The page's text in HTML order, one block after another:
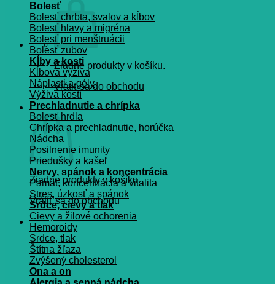
Žiadne produkty v košíku.
Vrátiť sa do obchodu
Košík
Žiadne produkty v košíku.
Vrátiť sa do obchodu
Bolesť
Bolesť chrbta, svalov a kĺbov
Bolesť hlavy a migréna
Bolesť pri menštruácii
Bolesť zubov
Kĺby a kosti
Kĺbová výživa
Náplasti a gély
Výživa kostí
Prechladnutie a chrípka
Bolesť hrdla
Chrípka a prechladnutie, horúčka
Nádcha
Posilnenie imunity
Priedušky a kašeľ
Nervy, spánok a koncentrácia
Pamät, koncentrácia a vitalita
Stres, úzkosť a spánok
Srdce, cievy a tlak
Cievy a žilové ochorenia
Hemoroidy
Srdce, tlak
Štítna žľaza
Zvýšený cholesterol
Ona a on